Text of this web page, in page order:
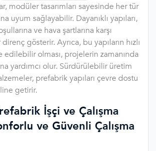
modüler tasarımları sayesinde her tür
uyum sağlayabilir. Dayanıklı yapıları,
ve hava şartlarına karşı
gösterir. Ayrıca, bu yapıların hızlı
edilebilir olması, projelerin zamanında
yardımcı olur. Sürdürülebilir üretim
prefabrik yapıları çevre dostu
getirir.
İşçi ve Çalışma
ve Güvenli Çalışma